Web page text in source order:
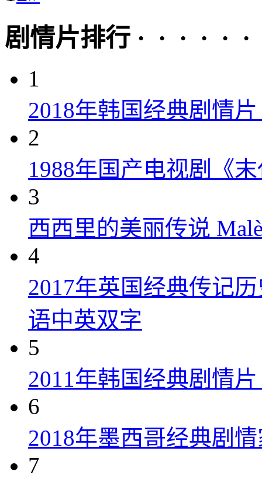
剧情片排行 · · · · · ·
1
2018年韩国经典剧情
2
1988年国产电视剧《
3
西西里的美丽传说
4
2017年英国经典传记
语中英双字
5
2011年韩国经典剧情
6
2018年墨西哥经典剧
7